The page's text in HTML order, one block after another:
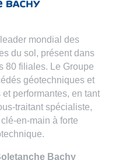
mondial des
du sol, présent dans
80 filiales. Le Groupe
géotechniques et
performantes, en tant
traitant spécialiste,
en-main à forte
Bachy